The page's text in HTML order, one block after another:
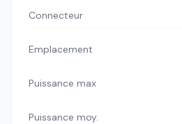
Connecteur
Emplacement
Puissance max
Puissance moy.